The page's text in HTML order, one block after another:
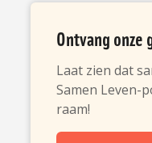
Ontvang
Laat zien dat
Samen Leven-
raam!